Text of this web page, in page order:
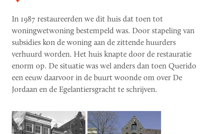
In 1987 restaureerden we dit huis dat toen tot
woningwetwoning bestempeld was. Door stapeling van
subsidies kon de woning aan de zittende huurders
verhuurd worden. Het huis knapte door de restauratie
enorm op. De situatie was wel anders dan toen Querido
een eeuw daarvoor in de buurt woonde om over De
Jordaan en de Egelantiersgracht te schrijven.